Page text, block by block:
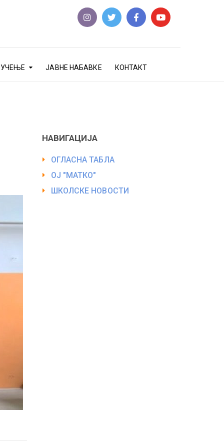
ЈАВНЕ НАБАВКЕ КОНТАКТ
НАВИГАЦИЈА
ОГЛАСНА ТАБЛА
ОЈ "МАТКО"
ШКОЛСКЕ НОВОСТИ